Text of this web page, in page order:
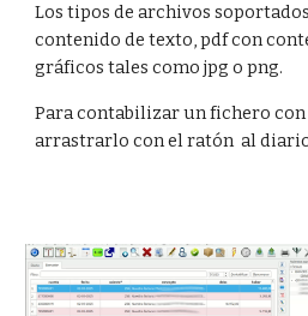
Los tipos de archivos
contenido de texto, pdf con
gráficos tales como jpg o png.
Para contabilizar un fichero
arrastrarlo con el ratón al diario